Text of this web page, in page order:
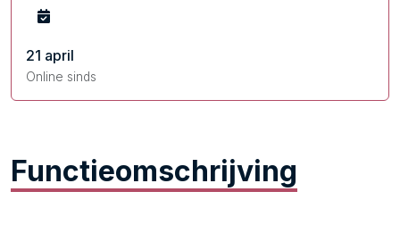
21 april
Online sinds
Functieomschrijving